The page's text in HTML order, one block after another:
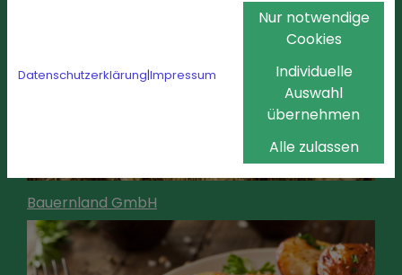
Bauernland GmbH
Datenschutzerklärung|Impressum
Nur notwendige
Cookies
Individuelle
Auswahl
übernehmen
Alle zulassen